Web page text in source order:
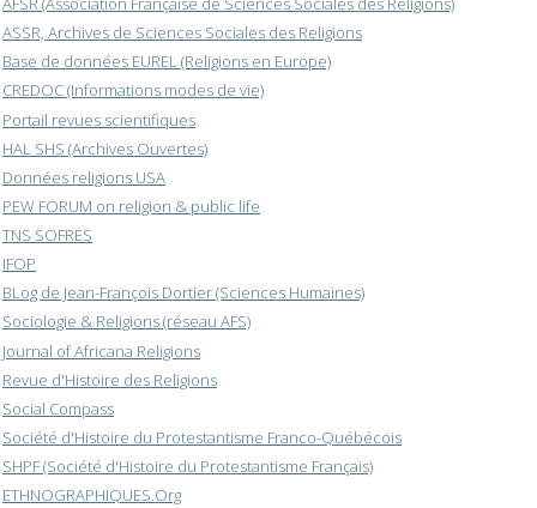
ASSR, Archives de Sciences Sociales des Religions
Base de données EUREL (Religions en Europe)
CREDOC (Informations modes de vie)
Portail revues scientifiques
HAL SHS (Archives Ouvertes)
Données religions USA
PEW FORUM on religion & public life
TNS SOFRES
IFOP
BLog de Jean-François Dortier (Sciences Humaines)
Sociologie & Religions (réseau AFS)
Journal of Africana Religions
Revue d'Histoire des Religions
Social Compass
Société d'Histoire du Protestantisme Franco-Québécois
SHPF (Société d'Histoire du Protestantisme Français)
ETHNOGRAPHIQUES.Org